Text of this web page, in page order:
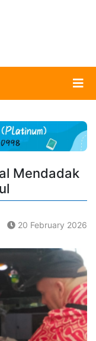
Mendadak
20 February 2026